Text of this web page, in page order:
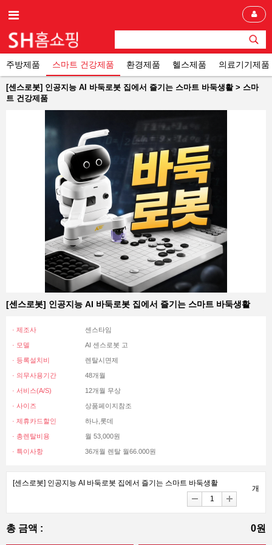
주방제품 스마트 건강제품 환경제품 헬스제품 의료기기제품
[센스로봇] 인공지능 AI 바둑로봇 집에서 즐기는 스마트 바둑생활 > 스마
트 건강제품
[센스로봇] 인공지능 AI 바둑로봇 집에서 즐기는 스마트 바둑생활
· 제조사 센스타임
· 모델 AI 센스로봇 고
· 등록설치비 렌탈시면제
· 의무사용기간 48개월
· 서비스(A/S) 12개월 무상
· 사이즈 상품페이지참조
· 제휴카드할인 하나,롯데
· 총렌탈비용 월 53,000원
· 특이사항 36개월 렌탈 월66.000원
[센스로봇] 인공지능 AI 바둑로봇 집에서 즐기는 스마트 바둑생활
개
총 금액 : 0원